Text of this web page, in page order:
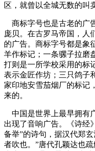
区，就曾以全城无数的叫
商标字号也是古老的广
庞贝。在古罗马帝国，人
的广告。商标字号都是象
羊作标记；一条骡子拉磨
打则是一所学校采用的标
表示金匠作坊；三只鸽子
家印地安雪茄烟厂的标记
来的。
中国是世界上最早拥有
出现了音响广告。《诗经
备举”的诗句，据汉代郑
者吹也。”唐代孔颖达也